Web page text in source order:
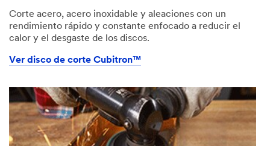
Corte acero, acero inoxidable y aleaciones con un
rendimiento rápido y constante enfocado a reducir el
calor y el desgaste de los discos.
Ver disco de corte Cubitron™